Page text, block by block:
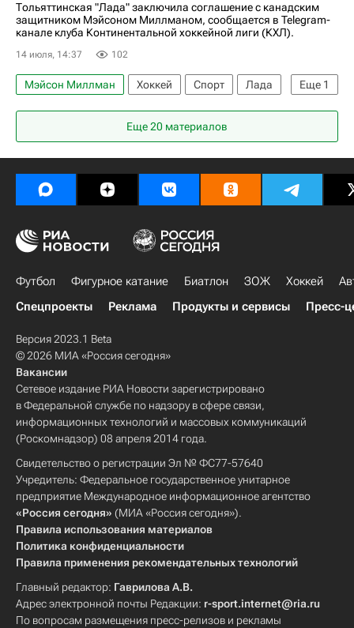
Тольяттинская "Лада" заключила соглашение с канадским
защитником Мэйсоном Миллманом, сообщается в Telegram-
канале клуба Континентальной хоккейной лиги (КХЛ).
14 июля, 14:37 102
Еще 1
Мэйсон Миллман Хоккей Спорт
Лада
КХЛ 2025-2026
Еще 20 материалов
Футбол Фигурное катание Биатлон ЗОЖ Хоккей
Спецпроекты
Реклама Продукты и сервисы Пресс-
Версия 2023.1 Beta
© 2026 МИА «Россия сегодня»
Вакансии
Сетевое издание РИА Новости зарегистрировано
в Федеральной службе по надзору в сфере связи,
информационных технологий и массовых коммуникаций
(Роскомнадзор) 08 апреля 2014 года.
Свидетельство о регистрации Эл № ФС77-57640
Учредитель: Федеральное государственное унитарное
предприятие Международное информационное агентство
«Россия сегодня» (МИА «Россия сегодня»).
Правила использования материалов
Политика конфиденциальности
Правила применения рекомендательных технологий
Главный редактор: Гаврилова А.В.
Адрес электронной почты Редакции: r-sport.internet@ria.ru
По вопросам размещения пресс-релизов и рекламы